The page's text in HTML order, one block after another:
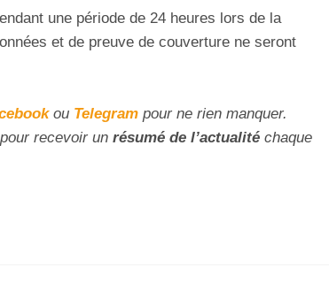
une période de 24 heures lors de la
et de preuve de couverture ne seront
ou Telegram pour ne rien manquer.
pour recevoir un résumé de l’actualité chaque